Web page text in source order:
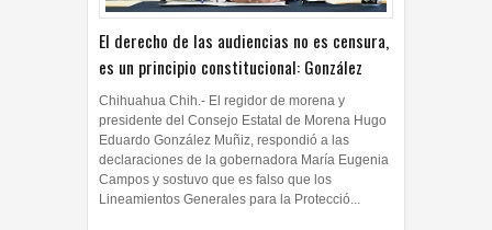
El derecho de las audiencias no es censura,
es un principio constitucional: González
Chihuahua Chih.- El regidor de morena y
presidente del Consejo Estatal de Morena Hugo
Eduardo González Muñiz, respondió a las
declaraciones de la gobernadora María Eugenia
Campos y sostuvo que es falso que los
Lineamientos Generales para la Protecció...